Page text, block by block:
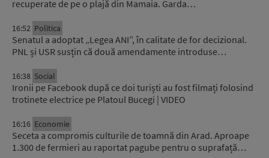
recuperate de pe o plajă din Mamaia. Garda…
16:52 Politica
Senatul a adoptat „Legea ANI”, în calitate de for decizional.
PNL și USR susțin că două amendamente introduse…
16:38 Social
Ironii pe Facebook după ce doi turiști au fost filmați folosind
trotinete electrice pe Platoul Bucegi | VIDEO
16:16 Economie
Seceta a compromis culturile de toamnă din Arad. Aproape
1.300 de fermieri au raportat pagube pentru o suprafață…